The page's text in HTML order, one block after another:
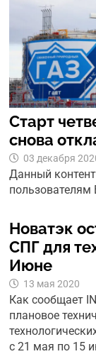
Старт
снова
03 декабря
Данный
пользователям
Новатэк
СПГ для
Июне
13 мая 2020
Как сообщает
плановое
с 21 мая по 15